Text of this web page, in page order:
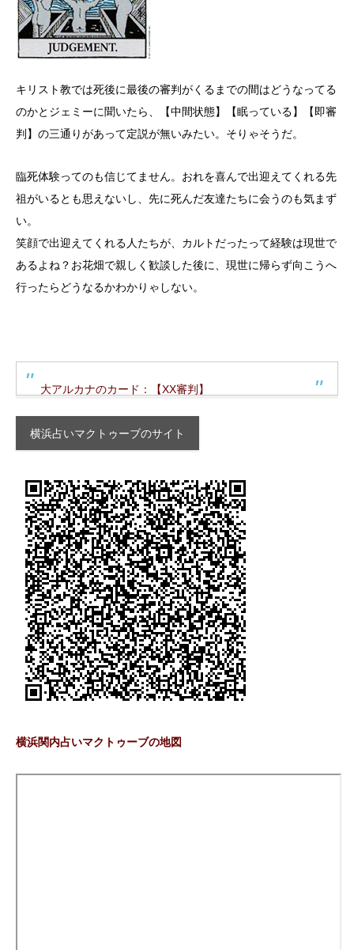
キリスト教では死後に最後の審判がくるまでの間はどうなってる
のかとジェミーに聞いたら、【中間状態】【眠っている】【即審
判】の三通りがあって定説が無いみたい。そりゃそうだ。
臨死体験ってのも信じてません。おれを喜んで出迎えてくれる先
祖がいるとも思えないし、先に死んだ友達たちに会うのも気まず
い。
笑顔で出迎えてくれる人たちが、カルトだったって経験は現世で
あるよね？お花畑で親しく歓談した後に、現世に帰らず向こうへ
行ったらどうなるかわかりゃしない。
大アルカナのカード：【XX審判】
横浜占いマクトゥーブのサイト
横浜関内占いマクトゥーブの地図